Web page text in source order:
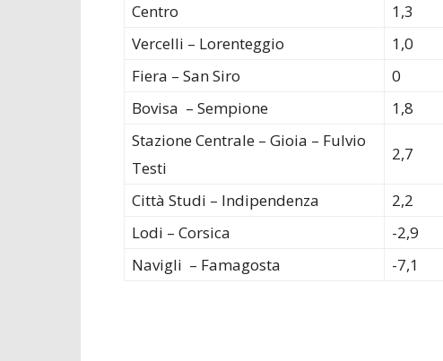
Centro
1,3
Vercelli – Lorenteggio
1,0
Fiera – San Siro
0
Bovisa – Sempione
1,8
Stazione Centrale – Gioia – Fulvio
Testi
2,7
Città Studi – Indipendenza 2,2
Lodi – Corsica
-2,9
Navigli – Famagosta
-7,1